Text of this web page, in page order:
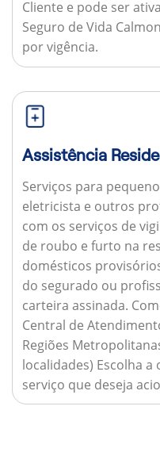
Cliente e pode ser
Seguro de Vida
por vigência.
Assistência
Serviços para
eletricista e outros
com os serviços de
de roubo e furto na
domésticos
do segurado ou
carteira assinada.
Central de
Regiões
localidades) Escolha a
serviço que deseja